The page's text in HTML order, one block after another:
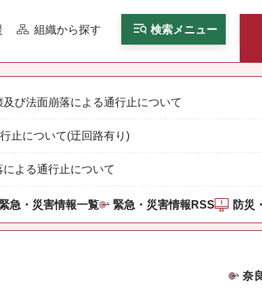
組織から探す 検索メニュー
び法面崩落による通行止について
止について(迂回路有り)
よる通行止について
緊急・災害情報一覧 緊急・災害情報RSS 防災
奈